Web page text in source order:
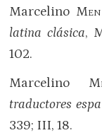
Marcelino
latina clásica,
102.
Marcelino
traductores
339; III, 18.